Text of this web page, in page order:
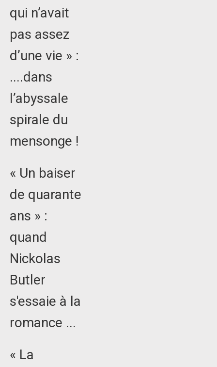
qui n’avait
pas assez
d’une vie » :
....dans
l’abyssale
spirale du
mensonge !
« Un baiser
de quarante
ans » :
quand
Nickolas
Butler
s'essaie à la
romance ...
« La